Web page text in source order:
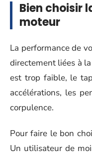
Bien choisir
moteur
La performance de
directement liées à
est trop faible, le
accélérations, les
corpulence.
Pour faire le bon
Un utilisateur de